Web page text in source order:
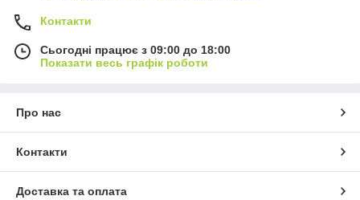
Контакти
Сьогодні працює з 09:00 до 18:00
Показати весь графік роботи
Про нас
Контакти
Доставка та оплата